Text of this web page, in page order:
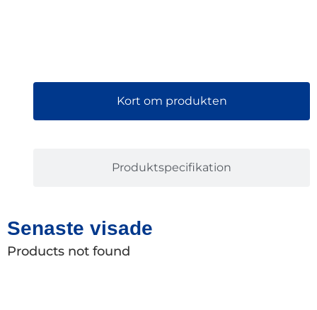
Kort om produkten
Produktspecifikation
Senaste visade
Products not found